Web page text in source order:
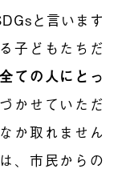
と言います
子どもたちだ
全ての人にとっ
かせていただ
か取れません
、市民からの